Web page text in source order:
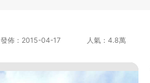
發佈：2015-04-17 人氣：4.8萬